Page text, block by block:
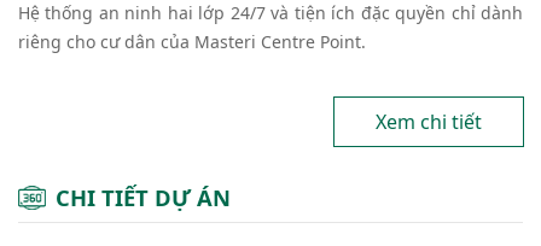
Hệ thống an ninh hai lớp 24/7 và tiện ích đặc quyền chỉ dành
riêng cho cư dân của Masteri Centre Point.
Xem chi tiết
CHI TIẾT DỰ ÁN